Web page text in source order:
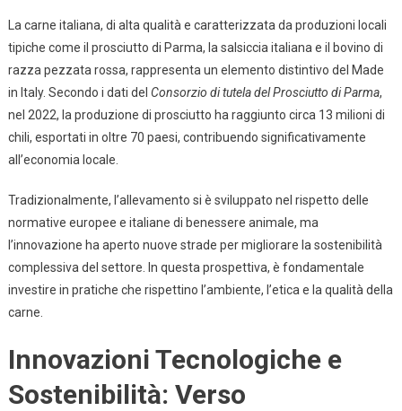
La carne italiana, di alta qualità e caratterizzata da produzioni locali
tipiche come il prosciutto di Parma, la salsiccia italiana e il bovino di
razza pezzata rossa, rappresenta un elemento distintivo del Made
in Italy. Secondo i dati del Consorzio di tutela del Prosciutto di Parma,
nel 2022, la produzione di prosciutto ha raggiunto circa 13 milioni di
chili, esportati in oltre 70 paesi, contribuendo significativamente
all’economia locale.
Tradizionalmente, l’allevamento si è sviluppato nel rispetto delle
normative europee e italiane di benessere animale, ma
l’innovazione ha aperto nuove strade per migliorare la sostenibilità
complessiva del settore. In questa prospettiva, è fondamentale
investire in pratiche che rispettino l’ambiente, l’etica e la qualità della
carne.
Innovazioni Tecnologiche e
Sostenibilità: Verso